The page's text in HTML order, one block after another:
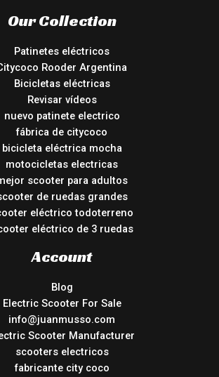
Our Collection
Patinetes eléctricos
Rooder Argentina
Bicicletas eléctricas
Revisar vídeos
nuevo patinete electrico
fábrica de citycoco
bicicleta eléctrica mocha
motocicletas electricas
scooter para adultos
de ruedas grandes
eléctrico todoterreno
eléctrico de 3 ruedas
Account
Blog
Electric Scooter For Sale
info@juanmusso.com
Scooter Manufacturer
scooters electricos
fabricante city coco